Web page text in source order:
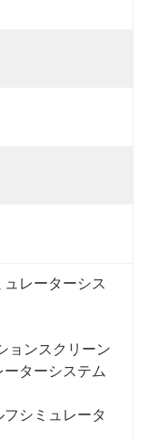
レーターシス
ョンスクリーン
ターシステム
シミュレータ